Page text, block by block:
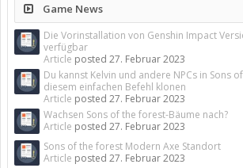
Game News
Die Vorinstallation von Genshin Impact
verfügbar
Article posted 27. Februar 2023
Du kannst Kelvin und andere NPCs in Sons
diesem einfachen Befehl klonen
Article posted 27. Februar 2023
Wachsen Sons of the forest-Bäume nach?
Article posted 27. Februar 2023
Sons of the forest Modern Axe Standort
Article posted 27. Februar 2023